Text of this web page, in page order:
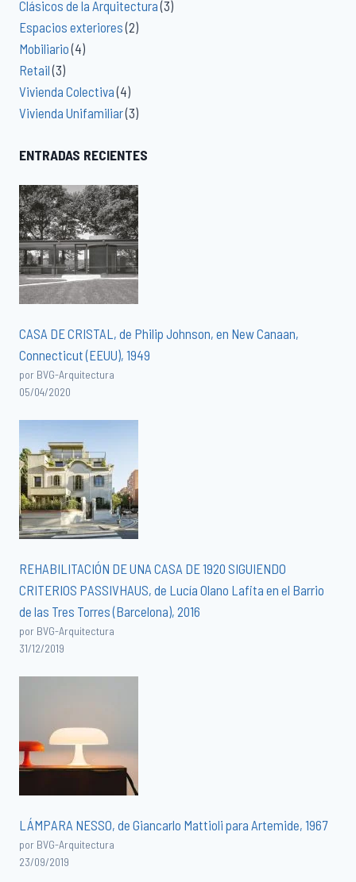
Clásicos de la Arquitectura(3)
Espacios exteriores(2)
Mobiliario(4)
Retail(3)
Vivienda Colectiva(4)
Vivienda Unifamiliar(3)
ENTRADAS RECIENTES
CASA DE CRISTAL, de Philip Johnson, en New Canaan,
Connecticut (EEUU), 1949
por BVG-Arquitectura
05/04/2020
REHABILITACIÓN DE UNA CASA DE 1920 SIGUIENDO
CRITERIOS PASSIVHAUS, de Lucía Olano Lafita en el Barrio
de las Tres Torres (Barcelona), 2016
por BVG-Arquitectura
31/12/2019
LÁMPARA NESSO, de Giancarlo Mattioli para Artemide, 1967
por BVG-Arquitectura
23/09/2019